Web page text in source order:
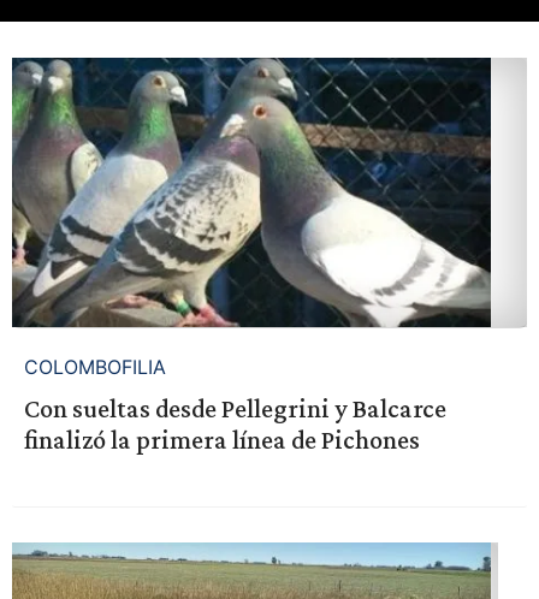
COLOMBOFILIA
Con sueltas desde Pellegrini y Balcarce
finalizó la primera línea de Pichones